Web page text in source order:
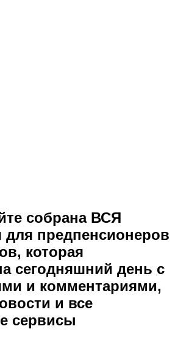
собрана ВСЯ
предпенсионеров
которая
сегодняшний день с
и комментариями,
и все
сервисы